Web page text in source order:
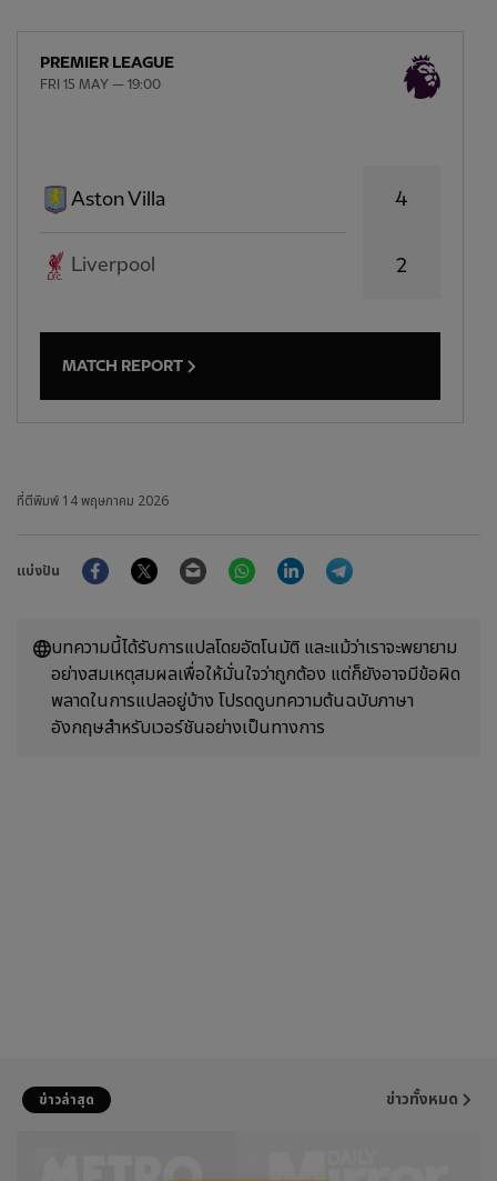
PREMIER LEAGUE
FRI 15 MAY — 19:00
Aston Villa
Liverpool
4
2
MATCH REPORT
ที่ตีพิมพ์ 14 พฤษภาคม 2026
แบ่งปัน
FacebookTwitter Email WhatsAppLinkedIn
บทความนี้ได้รับการแปลโดยอัตโนมัติ และแม้ว่าเราจะพยายาม
อย่างสมเหตุสมผลเพื่อให้มั่นใจว่าถูกต้อง แต่ก็ยังอาจมีข้อผิด
พลาดในการแปลอยู่บ้าง โปรดดูบทความต้นฉบับภาษา
อังกฤษสำหรับเวอร์ชันอย่างเป็นทางการ
ข่าวล่าสุด ข่าวทั้งหมด